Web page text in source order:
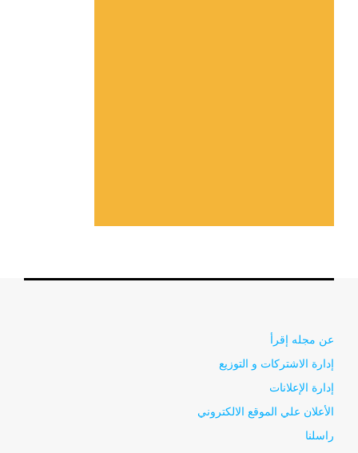
عن مجله إقرأ
إدارة الاشتركات و التوزيع
إدارة الإعلانات
الأعلان علي الموقع الالكتروني
راسلنا